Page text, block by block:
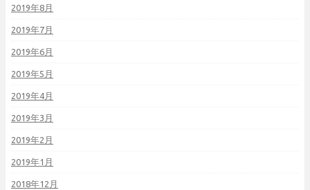
2019年8月
2019年7月
2019年6月
2019年5月
2019年4月
2019年3月
2019年2月
2019年1月
2018年12月